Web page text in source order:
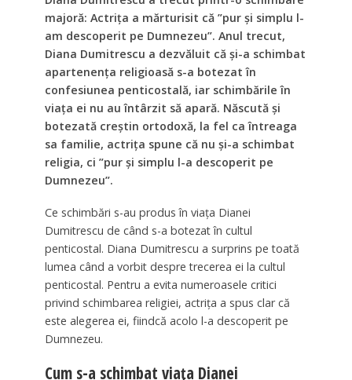
majoră: Actrița a mărturisit că ”pur și simplu l-
am descoperit pe Dumnezeu”. Anul trecut,
Diana Dumitrescu a dezvăluit că și-a schimbat
apartenența religioasă s-a botezat în
confesiunea penticostală, iar schimbările în
viața ei nu au întârzit să apară. Născută și
botezată creștin ortodoxă, la fel ca întreaga
sa familie, actrița spune că nu și-a schimbat
religia, ci ”pur și simplu l-a descoperit pe
Dumnezeu”.
Ce schimbări s-au produs în viața Dianei
Dumitrescu de când s-a botezat în cultul
penticostal. Diana Dumitrescu a surprins pe toată
lumea când a vorbit despre trecerea ei la cultul
penticostal. Pentru a evita numeroasele critici
privind schimbarea religiei, actrița a spus clar că
este alegerea ei, fiindcă acolo l-a descoperit pe
Dumnezeu.
Cum s-a schimbat viața Dianei